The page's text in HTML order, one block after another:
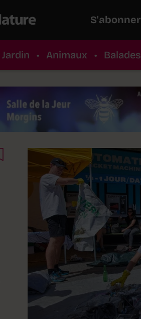
S'abonner
Jardin • Animaux • Balades